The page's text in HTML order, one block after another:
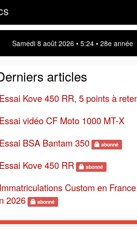
Samedi 8 août 2026 • 5 24 • 28e année
articles
Essai Kove 450 RR, 5 points à
Essai vidéo CF Moto 1000 MT-X
Essai BSA Bantam 350
abonné
Essai Kove 450 RR abonné
Immatriculations Custom en
2026
abonné